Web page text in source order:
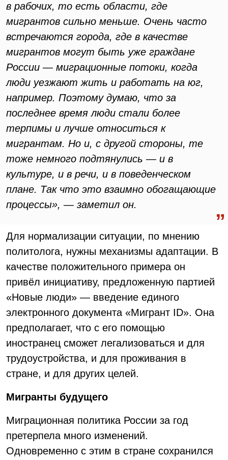
в рабочих, то есть области, где
мигрантов сильно меньше. Очень часто
встречаются города, где в качестве
мигрантов могут быть уже граждане
России — миграционные потоки, когда
люди уезжают жить и работать на юг,
например. Поэтому думаю, что за
последнее время люди стали более
терпимы и лучше относиться к
мигрантам. Но и, с другой стороны, те
тоже немного подтянулись — и в
культуре, и в речи, и в поведенческом
плане. Так что это взаимно обогащающие
процессы», — заметил он.
Для нормализации ситуации, по мнению
политолога, нужны механизмы адаптации. В
качестве положительного примера он
привёл инициативу, предложенную партией
«Новые люди» — введение единого
электронного документа «Мигрант ID». Она
предполагает, что с его помощью
иностранец сможет легализоваться и для
трудоустройства, и для проживания в
стране, и для других целей.
Мигранты будущего
Миграционная политика России за год
претерпела много изменений.
Одновременно с этим в стране сохранился